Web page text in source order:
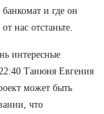
и где он
нас отстаньте.
интересные
Танюня Евгения
может быть
что